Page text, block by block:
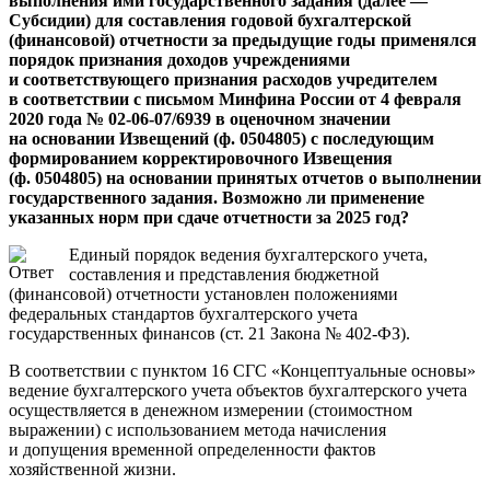
Субсидии) для составления годовой бухгалтерской
(финансовой) отчетности за предыдущие годы применялся
порядок признания доходов учреждениями
и соответствующего признания расходов учредителем
в соответствии с письмом Минфина России от 4 февраля
2020 года № 02-06-07/6939 в оценочном значении
на основании Извещений (ф. 0504805) с последующим
формированием корректировочного Извещения
(ф. 0504805) на основании принятых отчетов о выполнении
государственного задания. Воз­можно ли применение
указанных норм при сдаче отчетности за 2025 год?
Единый порядок ведения бухгалтерского учета,
составления и представления бюджетной
(финансовой) отчетности установлен положениями
федеральных стандартов бухгалтерского учета
государственных финансов (ст. 21 Закона № 402‑ФЗ).
В соответствии с пунктом 16 СГС «Концептуальные основы»
ведение бухгалтерского учета объектов бухгалтерского учета
осуществляется в денежном измерении (стоимостном
выражении) с использованием метода начисления
и допущения временной определенности фактов
хозяйственной жизни.